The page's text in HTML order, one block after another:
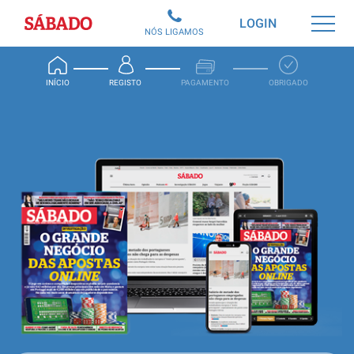
Sábado
INÍCIO REGISTO PAGAMENTO OBRIGADO
LOGIN
NÓS LIGAMOS